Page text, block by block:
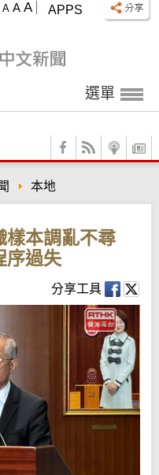
APPS
A A A
選單
本地
樣本調亂不尋
過失
分享工具